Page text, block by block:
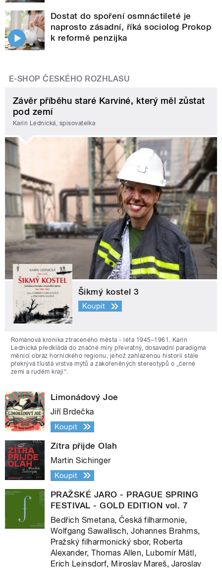
Dostat do spoření osmnáctileté je
naprosto zásadní, říká sociolog Prokop
k reformě penzijka
E-SHOP ČESKÉHO ROZHLASU
Závěr příběhu staré Karviné, který měl zůstat
pod zemí
Karin Lednická, spisovatelka
Šikmý kostel 3
Koupit
Románová kronika ztraceného města - léta 1945–1961. Karin
Lednická předkládá do značné míry převratný, dosavadní paradigma
měnící obraz hornického regionu, jehož zahlazenou historii stále
překrývá tlustá vrstva mýtů a zakořeněných stereotypů o „černé
zemi a rudém kraji“.
Limonádový Joe
Jiří Brdečka
Koupit
Zítra přijde Olah
Martin Sichinger
Koupit
PRAŽSKÉ JARO - PRAGUE SPRING
FESTIVAL - GOLD EDITION vol. 7
Bedřich Smetana, Česká filharmonie,
Wolfgang Sawallisch, Johannes Brahms,
Pražský filharmonický sbor, Roberta
Alexander, Thomas Allen, Lubomír Mátl,
Erich Leinsdorf, Miroslav Mareš, Jaroslav